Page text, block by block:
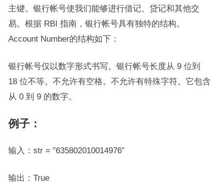
主键。银行帐号使我们能够进行借记、贷记和其他交
易。根据 RBI 指南，银行帐号具有独特的结构。
Account Number的结构如下：
银行帐号仅以数字形式书写。银行帐号长度从 9 位到
18 位不等。不允许有空格。不允许有特殊字符。它包含
从 0 到 9 的数字。
例子：
输入：str = ”635802010014976”
输出：True